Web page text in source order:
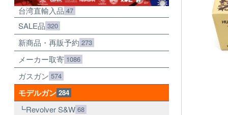
台湾直輸入品 47
SALE品 320
新商品・再販予約 273
メーカー取寄 1086
ガスガン 574
モデルガン 284
Revolver S&W 68